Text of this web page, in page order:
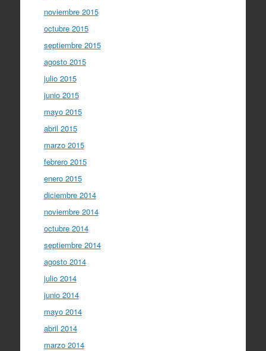
noviembre 2015
octubre 2015
septiembre 2015
agosto 2015
julio 2015
junio 2015
mayo 2015
abril 2015
marzo 2015
febrero 2015
enero 2015
diciembre 2014
noviembre 2014
octubre 2014
septiembre 2014
agosto 2014
julio 2014
junio 2014
mayo 2014
abril 2014
marzo 2014